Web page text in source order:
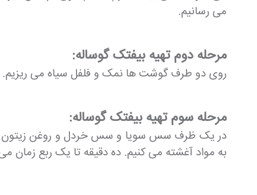
می رسانیم.
مرحله دوم تهیه بیفتک گوساله:
روی دو طرف گوشت ها نمک و فلفل سیاه می ریزیم.
مرحله سوم تهیه بیفتک گوساله:
در یک ظرف سس سویا و سس خردل و روغن زیتون و
به مواد آغشته می کنیم. ده دقیقه تا یک ربع زمان